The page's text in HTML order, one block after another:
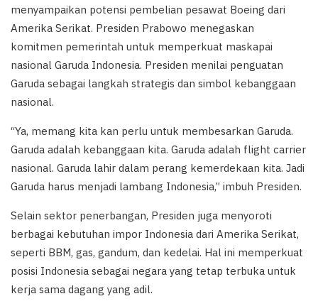
menyampaikan potensi pembelian pesawat Boeing dari
Amerika Serikat. Presiden Prabowo menegaskan
komitmen pemerintah untuk memperkuat maskapai
nasional Garuda Indonesia. Presiden menilai penguatan
Garuda sebagai langkah strategis dan simbol kebanggaan
nasional.
“Ya, memang kita kan perlu untuk membesarkan Garuda.
Garuda adalah kebanggaan kita. Garuda adalah flight carrier
nasional. Garuda lahir dalam perang kemerdekaan kita. Jadi
Garuda harus menjadi lambang Indonesia,” imbuh Presiden.
Selain sektor penerbangan, Presiden juga menyoroti
berbagai kebutuhan impor Indonesia dari Amerika Serikat,
seperti BBM, gas, gandum, dan kedelai. Hal ini memperkuat
posisi Indonesia sebagai negara yang tetap terbuka untuk
kerja sama dagang yang adil.